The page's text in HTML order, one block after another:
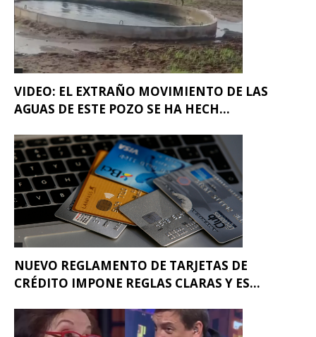
VIDEO: EL EXTRAÑO MOVIMIENTO DE LAS
AGUAS DE ESTE POZO SE HA HECH...
NUEVO REGLAMENTO DE TARJETAS DE
CRÉDITO IMPONE REGLAS CLARAS Y ES...